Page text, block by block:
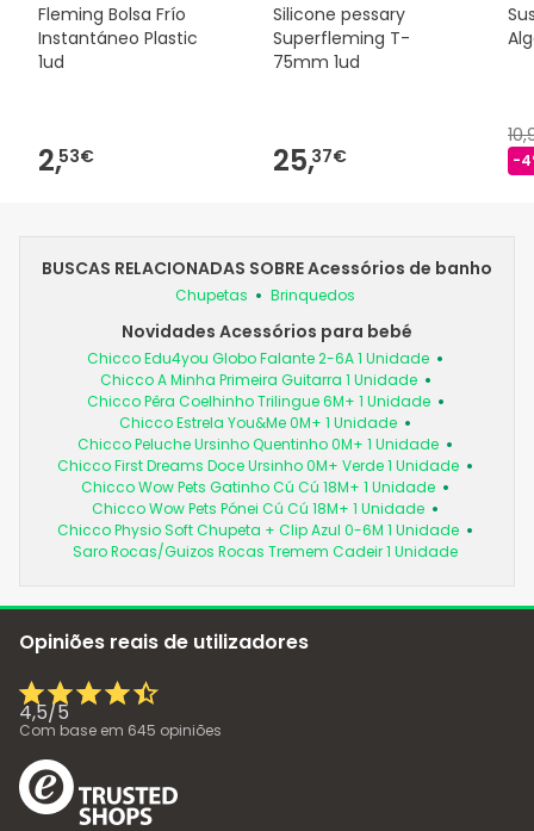
Fleming Bolsa Frío
Instantáneo Plastic
1ud
2,53€
Silicone pessary
Superfleming T-
75mm 1ud
25,37€ -
BUSCAS RELACIONADAS SOBRE Acessórios de banho
Chupetas Brinquedos
Novidades Acessórios para bebé
Chicco Edu4you Globo Falante 2-6A 1 Unidade
Chicco A Minha Primeira Guitarra 1 Unidade
Chicco Pêra Coelhinho Trilingue 6M+ 1 Unidade
Chicco Estrela You&Me 0M+ 1 Unidade
Chicco Peluche Ursinho Quentinho 0M+ 1 Unidade
Chicco First Dreams Doce Ursinho 0M+ Verde 1 Unidade
Chicco Wow Pets Gatinho Cú Cú 18M+ 1 Unidade
Chicco Wow Pets Pónei Cú Cú 18M+ 1 Unidade
Chicco Physio Soft Chupeta + Clip Azul 0-6M 1 Unidade
Saro Rocas/Guizos Rocas Tremem Cadeir 1 Unidade
Opiniões reais de utilizadores
4,5/5
Com base em 645 opiniões